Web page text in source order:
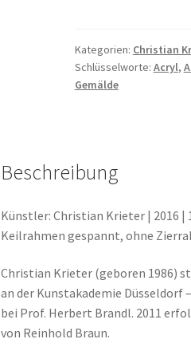
Kategorien: Christian
Schlüsselworte: Acryl,
Gemälde
Beschreibung
Künstler: Christian Krieter | 2016 |
Keilrahmen gespannt, ohne
Christian Krieter (geboren 1986)
an der Kunstakademie Düsseldorf
bei Prof. Herbert Brandl. 2011
von Reinhold Braun.